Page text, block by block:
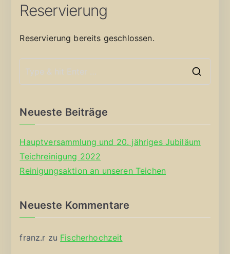
Reservierung
Reservierung bereits geschlossen.
Neueste Beiträge
Hauptversammlung und 20. jähriges Jubiläum
Teichreinigung 2022
Reinigungsaktion an unseren Teichen
Neueste Kommentare
franz.r zu Fischerhochzeit